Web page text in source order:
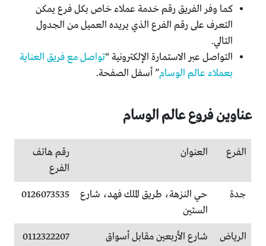
كما وفر الفريق رقم خدمة عملاء خاص بكل فرع يمكن
التعرف على رقم الفرع الذي يريده العميل من الجدول
التالي.
التواصل عبر الاستمارة الإلكترونية “تواصل مع فريق العناية
بعملاء عالم الوسام” أسفل الصفحة.
عناوين فروع عالم الوسام
الفرع العنوان
رقم هاتف
الفرع
جدة
حي النزهة، طريق الملك فهد، شارع
الستين
0126073535
الرياض
شارع الأربعين مقابل أسواق
0112322207